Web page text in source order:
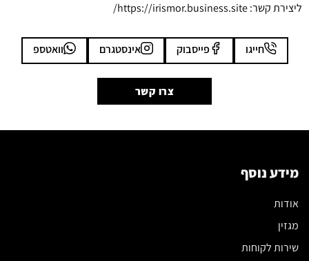
ליצירת קשר: https://irismor.business.site/
חייגו פייסבוק אינסטגרם וואטספ
צרו קשר
מידע נוסף
אודות
מגזין
שירות לקוחות